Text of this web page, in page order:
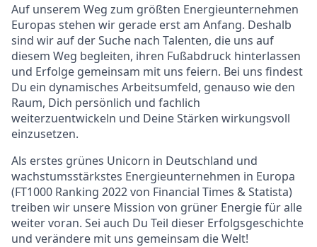
Auf unserem Weg zum größten Energieunternehmen
Europas stehen wir gerade erst am Anfang. Deshalb
sind wir auf der Suche nach Talenten, die uns auf
diesem Weg begleiten, ihren Fußabdruck hinterlassen
und Erfolge gemeinsam mit uns feiern. Bei uns findest
Du ein dynamisches Arbeitsumfeld, genauso wie den
Raum, Dich persönlich und fachlich
weiterzuentwickeln und Deine Stärken wirkungsvoll
einzusetzen.
Als erstes grünes Unicorn in Deutschland und
wachstumsstärkstes Energieunternehmen in Europa
(FT1000 Ranking 2022 von Financial Times & Statista)
treiben wir unsere Mission von grüner Energie für alle
weiter voran. Sei auch Du Teil dieser Erfolgsgeschichte
und verändere mit uns gemeinsam die Welt!